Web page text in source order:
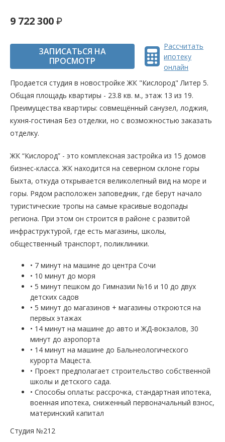
9 722 300
ЗАПИСАТЬСЯ НА
ПРОСМОТР
Рассчитать
ипотеку
онлайн
Продается студия в новостройке ЖК "Кислород" Литер 5.
Общая площадь квартиры - 23.8 кв. м., этаж 13 из 19.
Преимущества квартиры: совмещённый санузел, лоджия,
кухня-гостиная Без отделки, но с возможностью заказать
отделку.
ЖК “Кислород” - это комплексная застройка из 15 домов
бизнес-класса. ЖК находится на северном склоне горы
Быхта, откуда открывается великолепный вид на море и
горы. Рядом расположен заповедник, где берут начало
туристические тропы на самые красивые водопады
региона. При этом он строится в районе с развитой
инфраструктурой, где есть магазины, школы,
общественный транспорт, поликлиники.
• 7 минут на машине до центра Сочи
• 10 минут до моря
• 5 минут пешком до Гимназии №16 и 10 до двух
детских садов
• 5 минут до магазинов + магазины откроются на
первых этажах
• 14 минут на машине до авто и ЖД-вокзалов, 30
минут до аэропорта
• 14 минут на машине до Бальнеологического
курорта Мацеста.
• Проект предполагает строительство собственной
школы и детского сада.
• Способы оплаты: рассрочка, стандартная ипотека,
военная ипотека, сниженный первоначальный взнос,
материнский капитал
Студия №212